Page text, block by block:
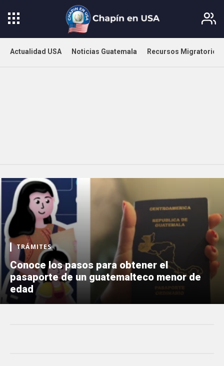
Actualidad USA Noticias Guatemala Recursos Migratorios
TRÁMITES
Conoce los pasos para obtener el
pasaporte de un guatemalteco menor de
edad